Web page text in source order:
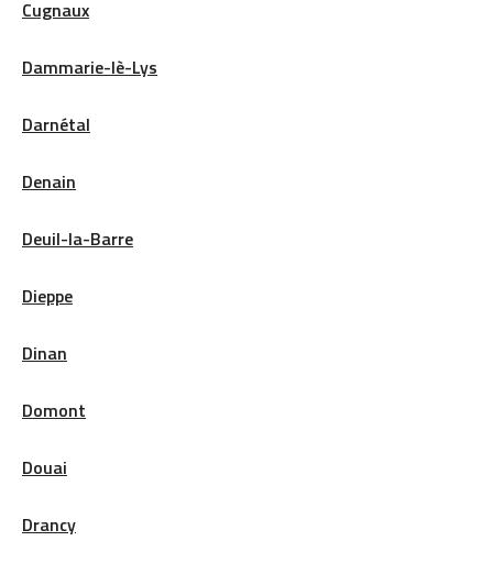
Cugnaux
Dammarie-lè-Lys
Darnétal
Denain
Deuil-la-Barre
Dieppe
Dinan
Domont
Douai
Drancy